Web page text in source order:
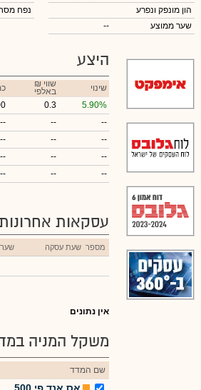
הון מונפק ונפרע
שער ממוצע
--
נפח
היצע
שינוי ₪ שווי
באלפי
5.90%
0.3
--
--
--
--
--
--
--
--
--
--
--
--
עסקאות
מספר שעת עסקה
אין נתונים
משקל המניה
שם המדד